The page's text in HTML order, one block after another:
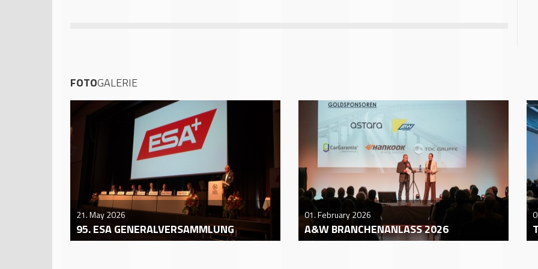
FOTOGALERIE
21. May 2026
95. ESA GENERALVERSAMMLUNG
01. February 2026
A&W BRANCHENANLASS 2026